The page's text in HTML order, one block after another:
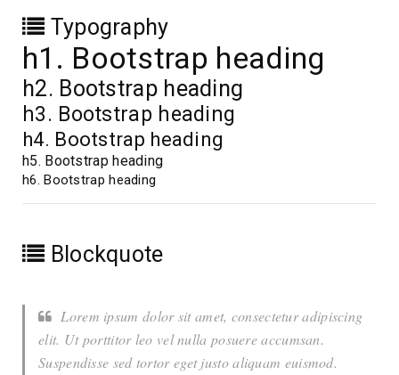
Typography
h1. Bootstrap heading
h2. Bootstrap heading
h3. Bootstrap heading
h4. Bootstrap heading
h5. Bootstrap heading
h6. Bootstrap heading
Blockquote
Lorem ipsum dolor sit amet, consectetur adipiscing
elit. Ut porttitor leo vel nulla posuere accumsan.
Suspendisse sed tortor eget justo aliquam euismod.